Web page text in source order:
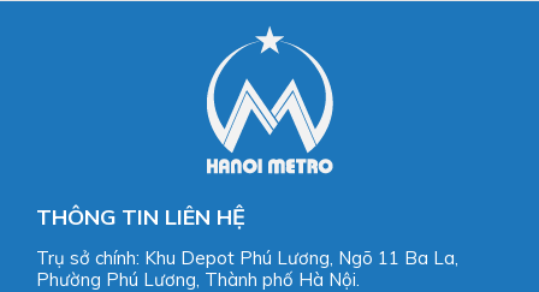
THÔNG TIN LIÊN HỆ
Trụ sở chính: Khu Depot Phú Lương, Ngõ 11 Ba La,
Phường Phú Lương, Thành phố Hà Nội.